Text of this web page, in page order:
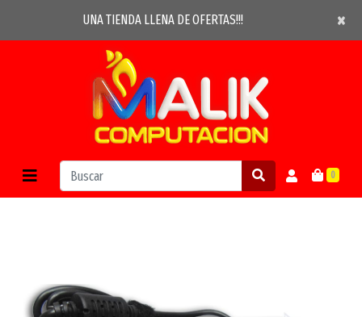
UNA TIENDA LLENA DE OFERTAS!!! ×
×
0